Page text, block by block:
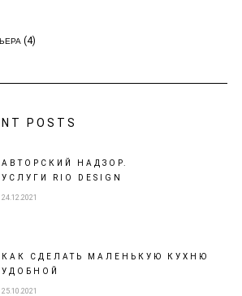
(4)
POSTS
АВТОРСКИЙ НАДЗОР.
УСЛУГИ RIO DESIGN
24.12.2021
КАК СДЕЛАТЬ МАЛЕНЬКУЮ КУХНЮ
УДОБНОЙ
25.10.2021